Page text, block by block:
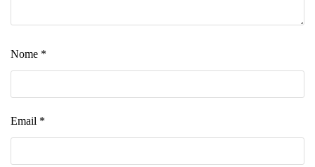
Nome *
Email *